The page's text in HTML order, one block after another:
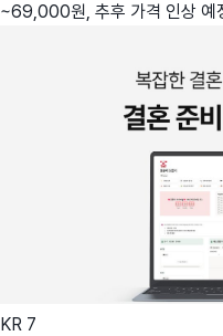
~69,000원, 추후 가격 인상 예
KR 7